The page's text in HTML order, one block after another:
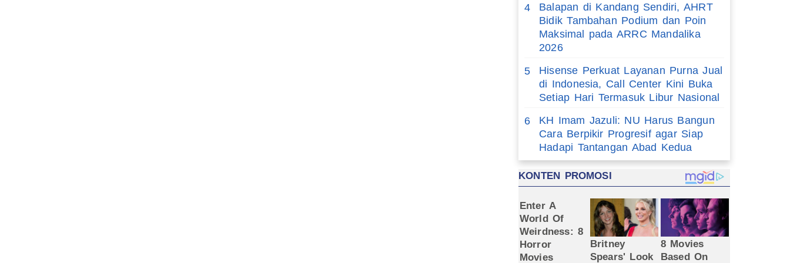
4
Balapan di Kandang Sendiri, AHRT
Bidik Tambahan Podium dan Poin
Maksimal pada ARRC Mandalika
2026
5
Hisense Perkuat Layanan Purna Jual
di Indonesia, Call Center Kini Buka
Setiap Hari Termasuk Libur Nasional
6
KH Imam Jazuli: NU Harus Bangun
Cara Berpikir Progresif agar Siap
Hadapi Tantangan Abad Kedua